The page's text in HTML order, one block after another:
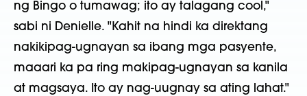
ng Bingo o tumawag; ito ay talagang cool,"
sabi ni Denielle. "Kahit na hindi ka direktang
nakikipag-ugnayan sa ibang mga pasyente,
maaari ka pa ring makipag-ugnayan sa kanila
at magsaya. Ito ay nag-uugnay sa ating lahat."